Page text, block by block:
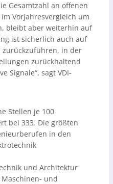
Gesamtzahl an offenen
Vorjahresvergleich um
bleibt aber weiterhin auf
ist sicherlich auch auf
in der
zurückhaltend
Signale“, sagt VDI-
Stellen je 100
bei 333. Die größten
in den
und Architektur
Maschinen- und